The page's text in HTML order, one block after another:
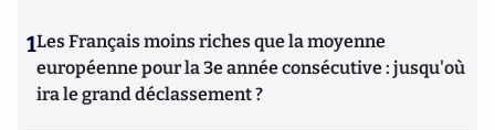
1Les Français moins riches que la moyenne
européenne pour la 3e année consécutive : jusqu'où
ira le grand déclassement ?